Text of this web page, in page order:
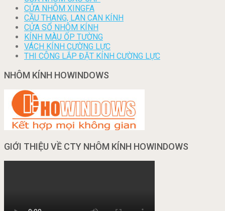
CỬA NHÔM XINGFA
CẦU THANG, LAN CAN KÍNH
CỬA SỔ NHÔM KÍNH
KÍNH MÀU ỐP TƯỜNG
VÁCH KÍNH CƯỜNG LỰC
THI CÔNG LẮP ĐẶT KÍNH CƯỜNG LỰC
NHÔM KÍNH HOWINDOWS
GIỚI THIỆU VỀ CTY NHÔM KÍNH HOWINDOWS